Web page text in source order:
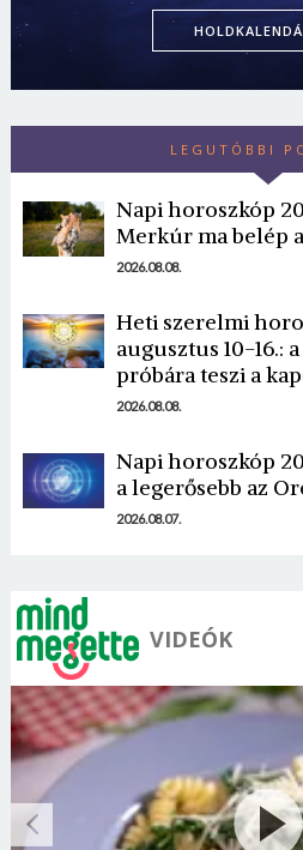
LEGUTÓBBI
Napi horoszkóp
Merkúr ma belép
2026.08.08.
Heti szerelmi
augusztus 10-16.:
próbára teszi a
2026.08.08.
Napi horoszkóp
a legerősebb az
2026.08.07.
VIDEÓK